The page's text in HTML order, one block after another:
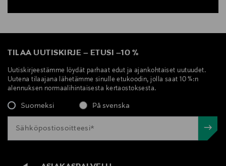
TILAA UUTISKIRJE – ETUSI –10 %
Uutiskirjeestämme löydät parhaat edut ja ajankohtaiset uutuudet.
Uutena tilaajana lähetämme sinulle etukoodin, jolla saat 10 %:n
alennuksen normaalihintaisesta kertaostoksesta.
Suomeksi På svenska